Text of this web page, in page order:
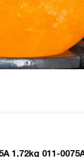
1,72kg 011-